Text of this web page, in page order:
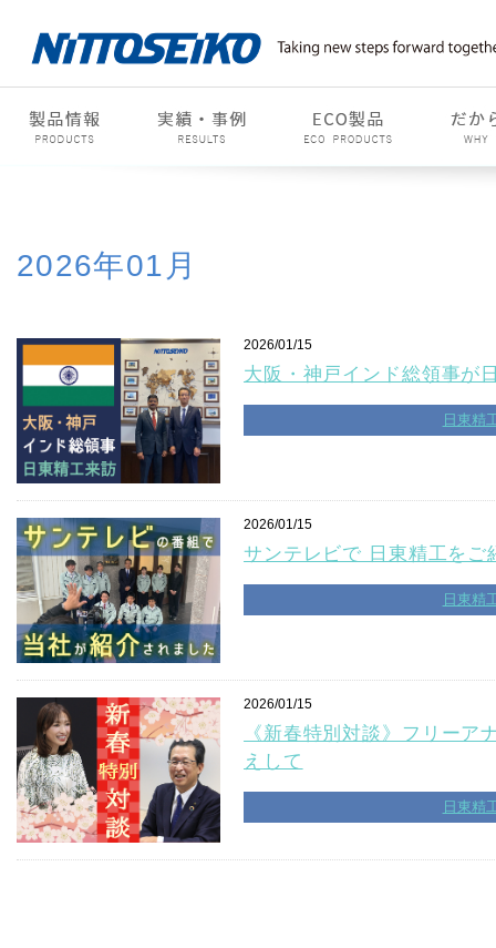
2026年01月
2026/01/15
大阪・神戸インド総領事が
日東精
2026/01/15
サンテレビで 日東精工をご
日東精
2026/01/15
《新春特別対談》フリーア
えして
日東精